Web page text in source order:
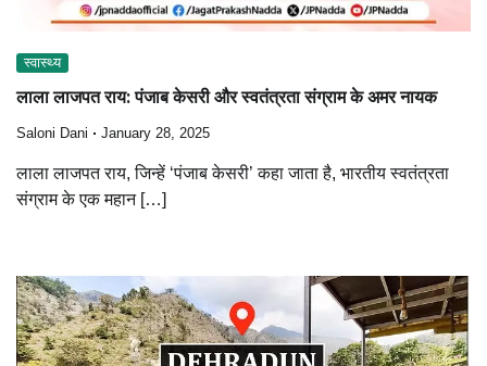
स्वास्थ्य
लाला लाजपत राय: पंजाब केसरी और स्वतंत्रता संग्राम के अमर नायक
Saloni Dani January 28, 2025
लाला लाजपत राय, जिन्हें ‘पंजाब केसरी’ कहा जाता है, भारतीय स्वतंत्रता
संग्राम के एक महान […]